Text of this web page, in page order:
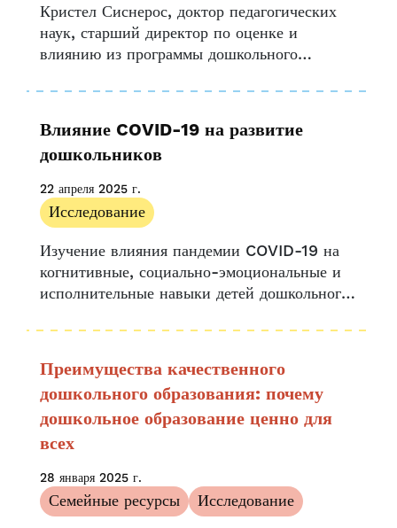
Кристел Сиснерос, доктор педагогических
наук, старший директор по оценке и
влиянию из программы дошкольного
стипендиатов, принимающих участие в
Гарвардского центра исследований
образовательной политики...
Влияние COVID-19 на развитие
дошкольников
22 апреля 2025 г.
Исследование
Изучение влияния пандемии COVID-19 на
когнитивные, социально-эмоциональные и
исполнительные навыки детей дошкольного
закрытию подавляющего большинства школ
Преимущества качественного
дошкольного образования: почему
дошкольное образование ценно для
всех
28 января 2025 г.
Семейные ресурсы
Исследование